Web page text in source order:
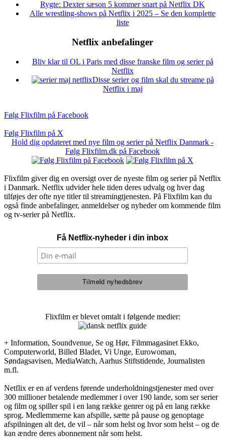
Rygte: Dexter sæson 5 kommer snart på Netflix DK
Alle wrestling-shows på Netflix i 2025 – Se den komplette
liste
Netflix anbefalinger
Bliv klar til OL i Paris med disse franske film og serier på
Netflix
Disse serier og film skal du streame på
Netflix i maj
Følg Flixfilm på Facebook
Følg Flixfilm på X
Hold dig opdateret med nye film og serier på Netflix Danmark -
Følg Flixfilm.dk på Facebook
Flixfilm giver dig en oversigt over de nyeste film og serier på Netflix
i Danmark. Netflix udvider hele tiden deres udvalg og hver dag
tilføjes der ofte nye titler til streamingtjenesten. På Flixfilm kan du
også finde anbefalinger, anmeldelser og nyheder om kommende film
og tv-serier på Netflix.
Få Netflix-nyheder i din inbox
Flixfilm er blevet omtalt i følgende medier:
+ Information, Soundvenue, Se og Hør, Filmmagasinet Ekko,
Computerworld, Billed Bladet, Vi Unge, Eurowoman,
Søndagsavisen, MediaWatch, Aarhus Stiftstidende, Journalisten
m.fl.
Netflix er en af verdens førende underholdningstjenester med over
300 millioner betalende medlemmer i over 190 lande, som ser serier
og film og spiller spil i en lang række genrer og på en lang række
sprog. Medlemmerne kan afspille, sætte på pause og genoptage
afspilningen alt det, de vil – når som helst og hvor som helst – og de
kan ændre deres abonnement når som helst.